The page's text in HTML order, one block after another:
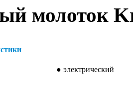
молоток
● электрический